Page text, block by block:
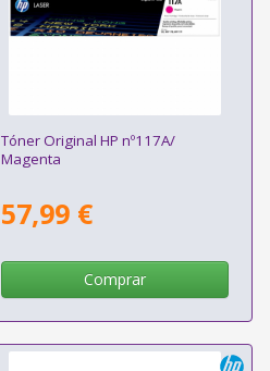
Tóner Original HP nº117A/
Magenta
57,99 €
Comprar